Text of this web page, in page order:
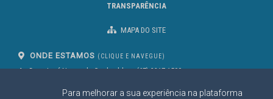
Para melhorar a sua experiência na plataforma
TRANSPARÊNCIA
MAPA DO SITE
ONDE ESTAMOS (CLIQUE E NAVEGUE)
Av. Des. José Nunes da Cunha, bloco
Campo Grande/MS
(67) 3317-1500